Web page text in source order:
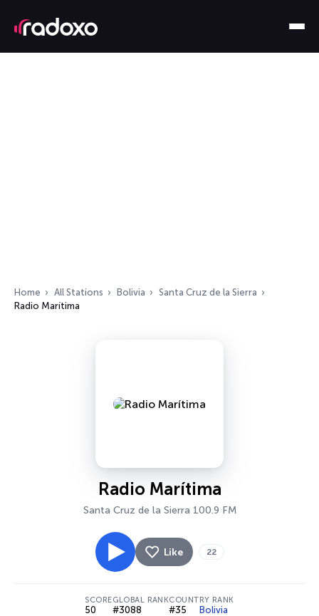
Home All Stations Bolivia
Santa Cruz de la Sierra
Radio Marítima
Radio Marítima
Santa Cruz de la Sierra 100.9 FM
Like 22
SCORE
50
GLOBAL RANK
#3088
COUNTRY RANK
#35 Bolivia